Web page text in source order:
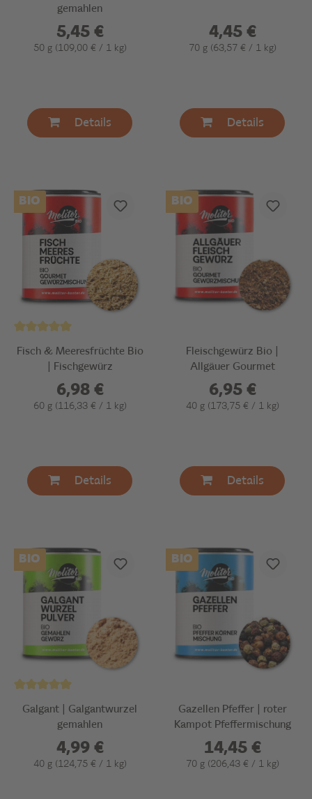
gemahlen
5,45 €
50 g (109,00 € / 1 kg)
Details
4,45 €
70 g (63,57 € / 1 kg)
Details
BIO
Fisch & Meeresfrüchte Bio
| Fischgewürz
6,98 €
60 g (116,33 € / 1 kg)
Details
BIO
Fleischgewürz Bio |
Allgäuer Gourmet
6,95 €
40 g (173,75 € / 1 kg)
Details
BIO
Galgant | Galgantwurzel
gemahlen
4,99 €
40 g (124,75 € / 1 kg)
BIO
Gazellen Pfeffer | roter
Kampot Pfeffermischung
14,45 €
70 g (206,43 € / 1 kg)